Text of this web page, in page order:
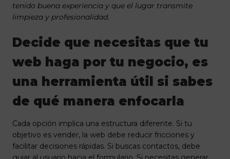
tenido buena experiencia y que el lugar transmite
limpieza y profesionalidad.
Decide que necesitas que tu
web haga por tu negocio, es
una herramienta útil si sabes
de qué manera enfocarla
Cada opción implica una estructura diferente. Si tu
objetivo es vender, la web debe reducir fricciones y
facilitar decisiones rápidas. Si buscas contactos, debe